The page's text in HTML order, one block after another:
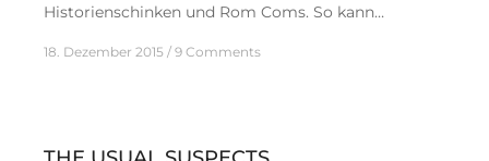
Historienschinken und Rom Coms. So kann…
18. Dezember 2015 9 Comments